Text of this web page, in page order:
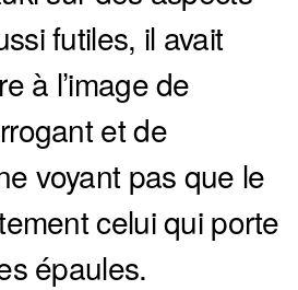
futiles, il avait
à l’image de
et de
voyant pas que le
celui qui porte
épaules.